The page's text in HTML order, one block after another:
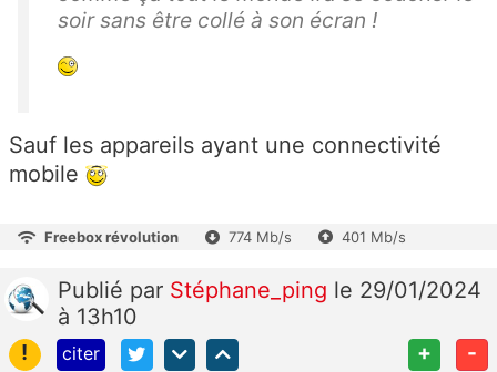
soir sans être collé à son écran !
Sauf les appareils ayant une connectivité
mobile
Freebox révolution 774 Mb/s 401 Mb/s
Publié par Stéphane_ping le 29/01/2024
à 13h10
!
citer + -